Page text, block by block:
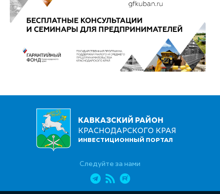
КАВКАЗСКИЙ РАЙОН
КРАСНОДАРСКОГО КРАЯ
ИНВЕСТИЦИОННЫЙ ПОРТАЛ
Следуйте за нами